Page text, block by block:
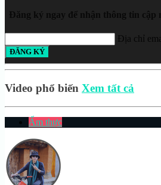
Đăng ký ngay để nhận thông tin cập
Địa chỉ
Video phổ biến Xem tất cả
Ẩm thực